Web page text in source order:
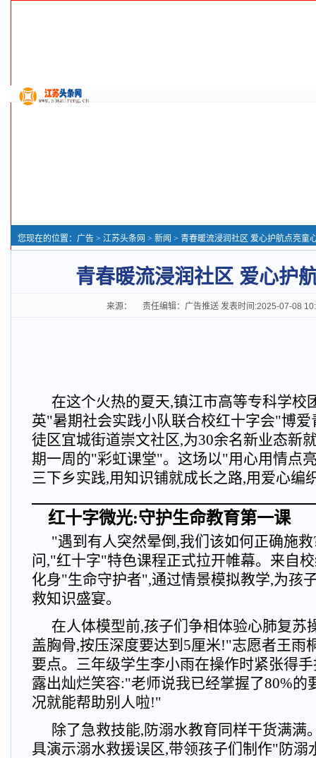
您现在的位置： 广告 > 江苏头条网 > 新闻 > 青春暖流浸润社区 爱心护航点亮童
青春暖流浸润社区 爱心护
来源： 责任编辑：广告推送 发表时间:2025-07-08
在这个火热的夏天,镇江市高等专科学校
英"暑期社会实践小队联合校红十字会"博
徒区宜城街道崇文社区,为30余名新业态新
期一周的"彩虹课堂"。这场以"用心用情点
三下乡实践,用知识铺就成长之路,用爱心编
红十字微光:守护生命教育第一课
"遇到有人突然晕倒,我们该如何正确施
问,"红十字"特色课程正式拉开帷幕。来自
化身"生命守护者",通过情景模拟教学,为孩
救知识盛宴。
在人体模型前,孩子们争相体验心肺复苏
盖胸骨,按压深度要达到5厘米!"志愿者王雨
要点。三年级学生李小雨在操作时紧张得
露出灿烂笑容:"老师说我已经掌握了80%的
况就能帮助别人啦!"
除了急救技能,防溺水教育同样干货满满
具演示溺水救援误区,带领孩子们制作"防溺